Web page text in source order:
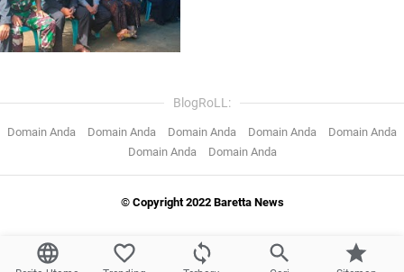
BlogRoLL:
Domain Anda Domain Anda Domain Anda Domain Anda
Domain Anda
Domain Anda
Domain Anda
© Copyright 2022 Baretta News